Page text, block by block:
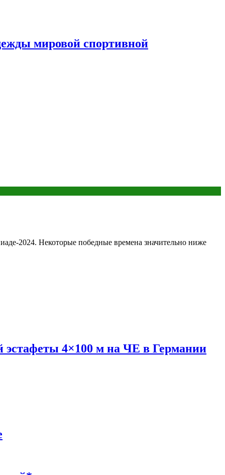
мировой спортивной
2024. Некоторые победные времена значительно ниже
эстафеты 4×100 м на ЧЕ в Германии